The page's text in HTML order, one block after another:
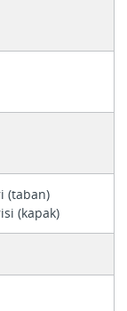
(taban)
(kapak)